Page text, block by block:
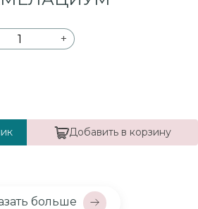
+
Добавить в корзину
больше